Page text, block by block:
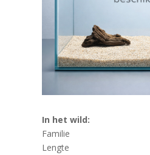
In het wild:
Familie
Lengte